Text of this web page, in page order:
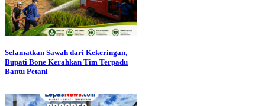
Selamatkan Sawah dari Kekeringan,
Bupati Bone Kerahkan Tim Terpadu
Bantu Petani